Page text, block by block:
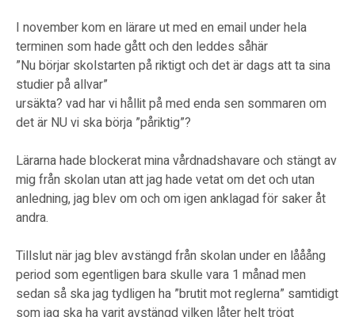
I november kom en lärare ut med en email under hela
terminen som hade gått och den leddes såhär
”Nu börjar skolstarten på riktigt och det är dags att ta sina
studier på allvar”
ursäkta? vad har vi hållit på med enda sen sommaren om
det är NU vi ska börja ”påriktig”?
Lärarna hade blockerat mina vårdnadshavare och stängt av
mig från skolan utan att jag hade vetat om det och utan
anledning, jag blev om och om igen anklagad för saker åt
andra.
Tillslut när jag blev avstängd från skolan under en lååång
period som egentligen bara skulle vara 1 månad men
sedan så ska jag tydligen ha ”brutit mot reglerna” samtidigt
som jag ska ha varit avstängd vilken låter helt trögt